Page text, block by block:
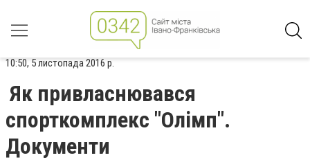
10:50, 5 листопада 2016 р.
Як привласнювався
спорткомплекс "Олімп".
Документи